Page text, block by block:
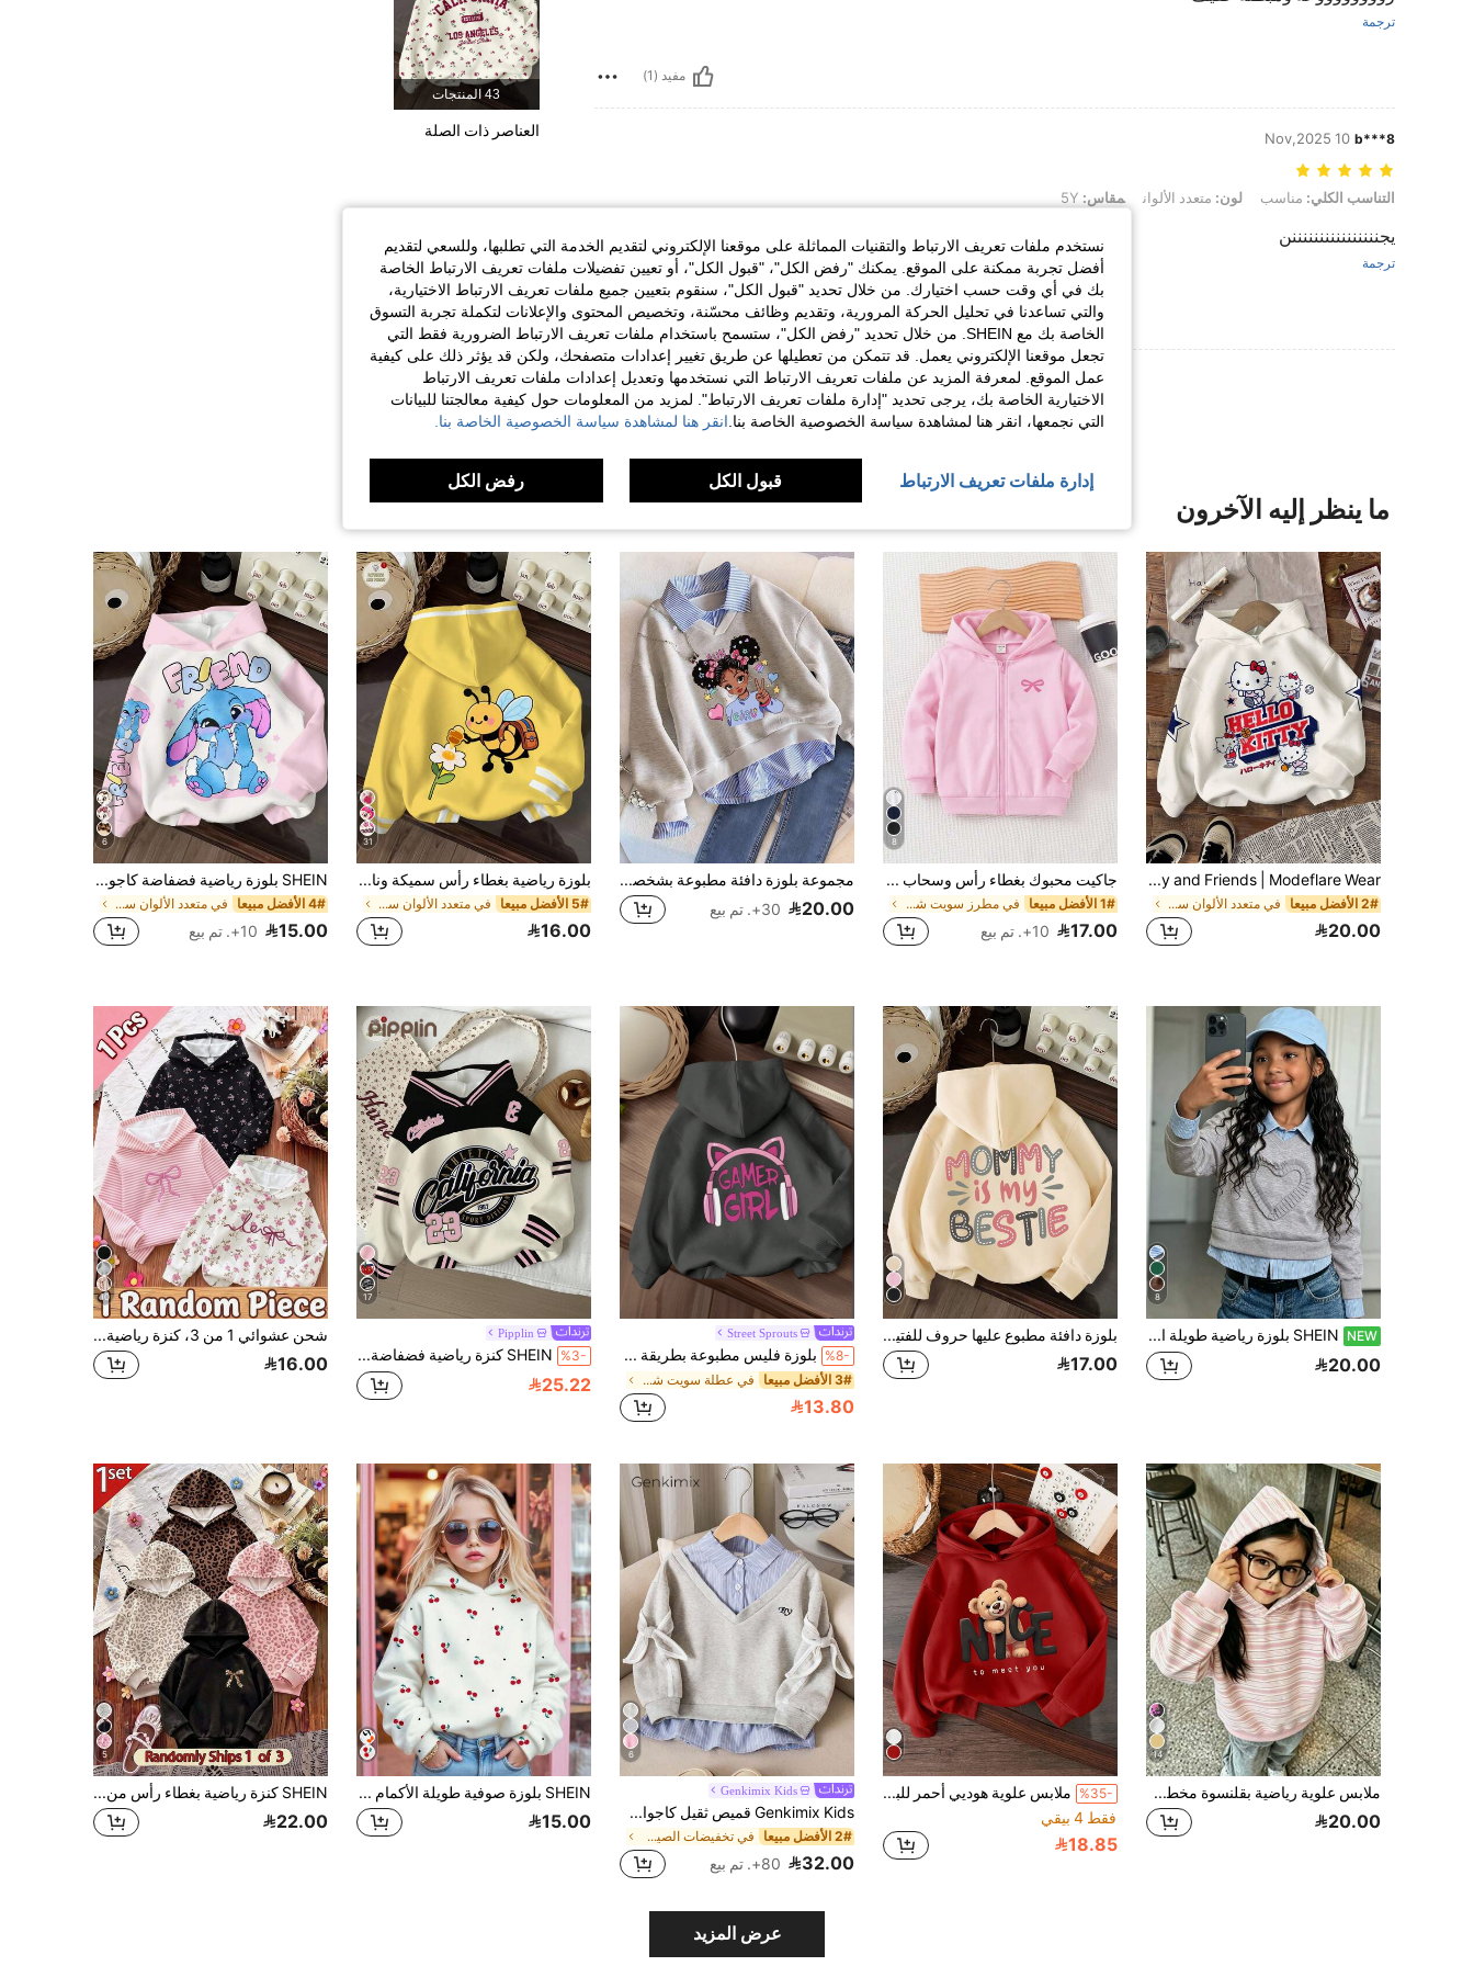
ترجمة
مفيد (1)
b***8
10 Nov,2025
التناسب الكلي: مناسب, لون: متعدد الألوان, مقاس: 5Y
التناسب الكلي: مناسب لون: متعدد الألوان مقاس:
يجننننننننننننننننن
ترجمة
مفيد (1)
عرض المزيد من المراجعات
43 المنتجات
العناصر ذات الصلة
ما ينظر إليه الآخرون
SHEIN Hello Kitty and Friends | Modeflare Wear ملابس علوية رياضية بيضاء برسومات للبنات الصغيرات، قصة فضفاضة كاجوال بقلنسوة للخريف، ملابس مريحة للعودة إلى المدرسة، مناسبة للشتاء والمدرسة و
2# الأفضل مبيعا في متعدد الألوان سويت شيرتات للفتيات الصغيرات
20.00
8
جاكيت محبوك بغطاء رأس وسحاب للفتيات الصغيرات بطبعة فراشة، كاجوال متعدد الوظائف ومريح، ملابس خريف وشتاء
1# الأفضل مبيعا في مطرز سويت شيرتات للفتيات الصغيرات
17.00 10+. تم بيع
مجموعة بلوزة دافئة مطبوعة بشخصيات كرتونية وخطوط لفتيات صغيرات، قطعتان
20.00 30+. تم بيع
31
بلوزة رياضية بغطاء رأس سميكة وناعمة ومريحة بنمط نحلة لطيف وبسيط، أسلوب كريمي حلو، أصفر بيضي، مناسبة للخريف/الشتاء Y2K، أنماط خريف وشتاء دافئة، عتيقة، كاواي
5# الأفضل مبيعا في متعدد الألوان سويت شيرتات للفتيات الصغيرات
16.00
6
SHEIN بلوزة رياضية فضفاضة كاجوال للبنات الصغيرات لفصل الخريف، بنمط أرنب أزرق كرتوني لطيف مع رقع وردية، ملابس شارع للعودة إلى المدرسة، وردي شتوي
4# الأفضل مبيعا في متعدد الألوان سويت شيرتات للفتيات الصغيرات
15.00 10+. تم بيع
8
NEW SHEIN بلوزة رياضية طويلة الأكمام بتصميم مرقع 2 في 1 للفتيات الصغيرات، مناسبة للارتداء اليومي في الحرم الجامعي، تجمعات عطلة نهاية الأسبوع، حفلات العطلات
20.00
بلوزة دافئة مطبوع عليها حروف للفتيات الصغيرات
17.00
Street Sprouts
%8- بلوزة فليس مطبوعة بطريقة مضحكة مبطنة للفتيات الصغيرات، دافئة ومريحة للخريف والشتاء
3# الأفضل مبيعا في عطلة سويت شيرتات للفتيات الصغيرات
13.80
17
Pipplin
%3- SHEIN كنزة رياضية فضفاضة برسومات حروف وأرقام بطراز ريترو كاجوال للفتيات الصغيرات، وردي، خريف وشتاء، للرياضة والعودة للمدرسة، بأكمام طويلة وغطاء رأس من قماش محبوك
25.22
10
شحن عشوائي 1 من 3، كنزة رياضية كاجوال للفتيات الصغيرات بطبعة زهور صغيرة وفيونكة وخطوط، مناسبة للارتداء اليومي في الخريف/الشتاء
16.00
14
ملابس علوية رياضية بقلنسوة مخططة باللون الوردي والأبيض للفتيات، أسلوب جديد للربيع/الخريف، ملابس علوية رياضية مريحة وكاجوال بتصميم كتل لونية مخططة، قصة فضفاضة، ملابس علوية أساسي متعدد الاستخدامات بأكمام طويلة للأطفال الصغار والأطفال الصغار، للارتداء اليومي، أسلوب كوري، وردي مخطط كلاسيكي
20.00
%35-
ملابس علوية هوديي أحمر للبنات بأكمام طويلة، مطبوع عليها "سعيد بلقائك"، مناسبة لجميع الفصول، ملابس شتوية وخريفية للبنات الصغيرات، ملابس علوية هوديي جميلة للبنات، ملابس شتوية ملابس علوية هوديي أحمر جميلة
فقط 4 بيقي
18.85
6
Genkimix Kids
Genkimix Kids قميص ثقيل كاجوال بياقة طويلة الأكمام للفتيات الصغيرات، مزين بخطوط، موضة الشتاء
2# الأفضل مبيعا في تخفيضات الصيف سويت شيرتات للفتيات الصغيرات
32.00 80+. تم بيع
SHEIN بلوزة صوفية طويلة الأكمام بياقة دائرية، فضفاضة وكاجوال، بنمط كرز صغير لطيف بطراز ريترو، باللون الأبيض الكريمي، للفتيات الصغيرات، للعودة إلى المدرسة والمدرسة والصيف
15.00
5
SHEIN كنزة رياضية بغطاء رأس من الصوف الناعم للبنات - أسود - عينة فارغة
22.00
عرض المزيد
نستخدم ملفات تعريف الارتباط والتقنيات المماثلة على موقعنا الإلكتروني لتقديم الخدمة التي تطلبها، وللسعي لتقديم
أفضل تجربة ممكنة على الموقع. يمكنك "رفض الكل"، "قبول الكل"، أو تعيين تفضيلات ملفات تعريف الارتباط الخاصة
بك في أي وقت حسب اختيارك. من خلال تحديد "قبول الكل"، سنقوم بتعيين جميع ملفات تعريف الارتباط الاختيارية،
والتي تساعدنا في تحليل الحركة المرورية، وتقديم وظائف محسّنة، وتخصيص المحتوى والإعلانات لتكملة تجربة التسوق
الخاصة بك مع SHEIN. من خلال تحديد "رفض الكل"، ستسمح باستخدام ملفات تعريف الارتباط الضرورية فقط التي
تجعل موقعنا الإلكتروني يعمل. قد تتمكن من تعطيلها عن طريق تغيير إعدادات متصفحك، ولكن قد يؤثر ذلك على كيفية
عمل الموقع. لمعرفة المزيد عن ملفات تعريف الارتباط التي نستخدمها وتعديل إعدادات ملفات تعريف الارتباط
الاختيارية الخاصة بك، يرجى تحديد "إدارة ملفات تعريف الارتباط". لمزيد من المعلومات حول كيفية معالجتنا للبيانات
التي نجمعها، انقر هنا لمشاهدة سياسة الخصوصية الخاصة بنا. انقر هنا لمشاهدة سياسة الخصوصية الخاصة بنا.
إدارة ملفات تعريف الارتباط قبول الكل رفض الكل